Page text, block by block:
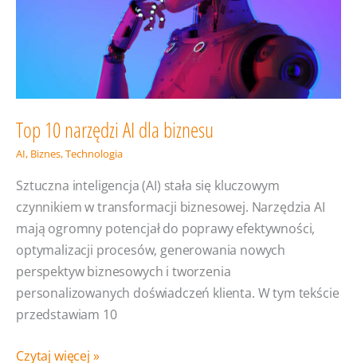
Top 10 narzędzi AI dla biznesu
AI, Biznes,Technologia
Sztuczna inteligencja (AI) stała się kluczowym
czynnikiem w transformacji biznesowej. Narzędzia AI
mają ogromny potencjał do poprawy efektywności,
optymalizacji procesów, generowania nowych
perspektyw biznesowych i tworzenia
personalizowanych doświadczeń klienta. W tym tekście
przedstawiam 10
Top
Czytaj więcej »